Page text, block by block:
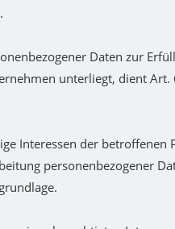
Daten zur
unterliegt, dient Art.
Interessen der betroffenen
personenbezogener